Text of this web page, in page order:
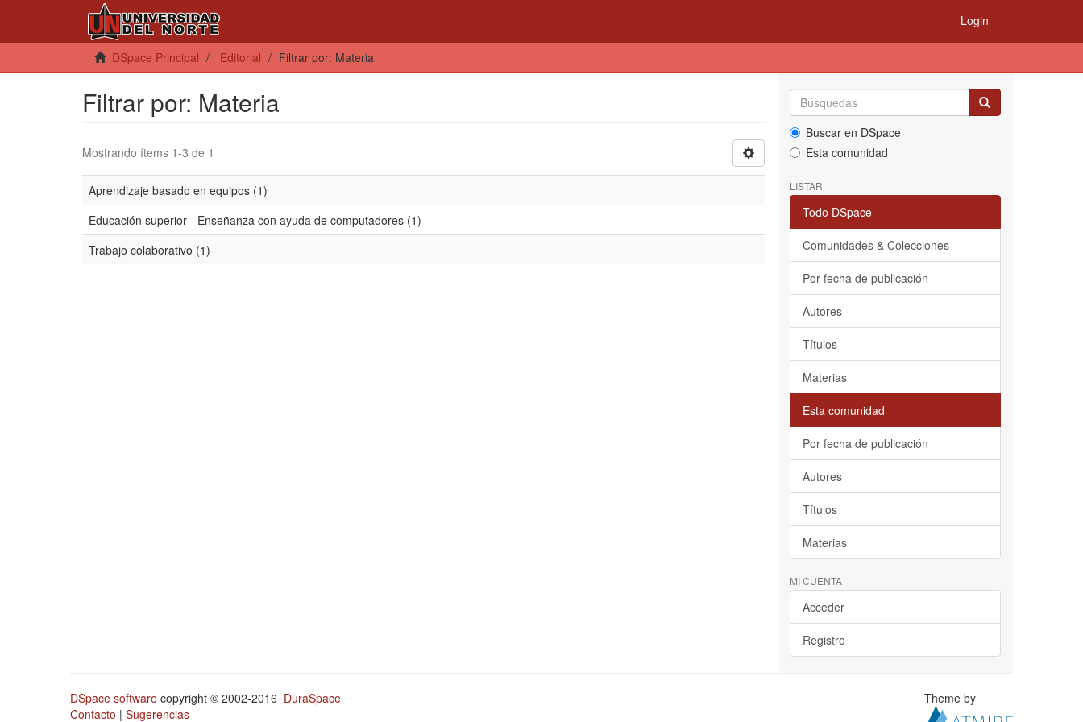
Login
DSpace Principal Editorial Filtrar por: Materia
Filtrar por: Materia
Mostrando ítems 1-3 de 1
Aprendizaje basado en equipos (1)
Educación superior - Enseñanza con ayuda de computadores (1)
Trabajo colaborativo (1)
Buscar en DSpace
Esta comunidad
LISTAR
Todo DSpace
Comunidades & Colecciones
Por fecha de publicación
Autores
Títulos
Materias
Esta comunidad
Por fecha de publicación
Autores
Títulos
Materias
MI CUENTA
Acceder
Registro
DSpace software copyright © 2002-2016 DuraSpace
Contacto | Sugerencias
Theme by